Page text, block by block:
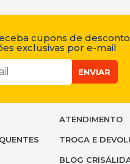
cupons de
exclusivas por e-mail
ENVIAR
ATENDIMENTO
TROCA E
BLOG